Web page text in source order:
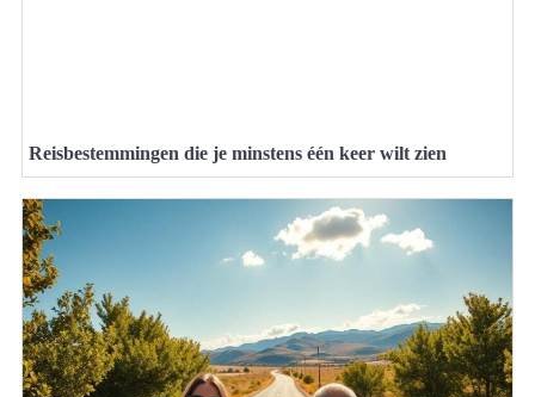
Reisbestemmingen die je minstens één keer wilt zien